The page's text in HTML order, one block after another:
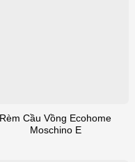
Rèm Cầu Vồng Ecohome
Moschino E